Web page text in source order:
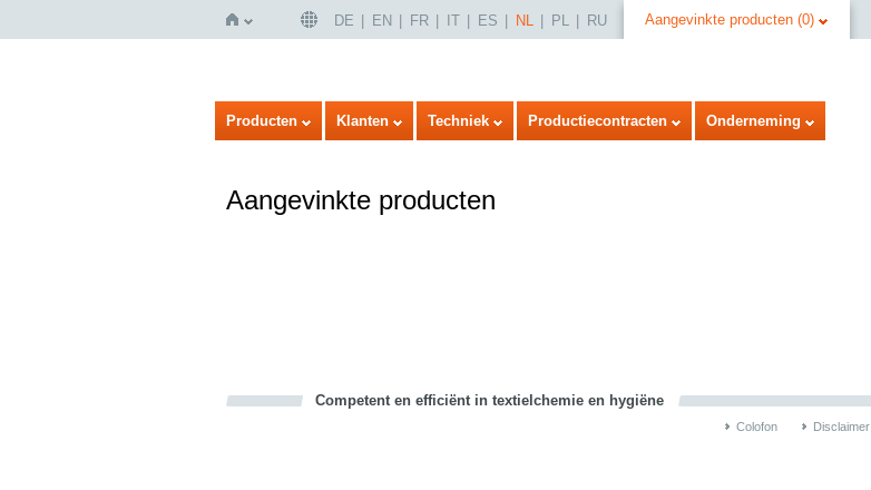
Home
DE EN FR IT ES NL PL RU Aangevinkte producten (0)
Producten Klanten Techniek Productiecontracten Onderneming
Aangevinkte producten
Competent en efficiënt in textielchemie en hygiëne
Colofon Disclaimer